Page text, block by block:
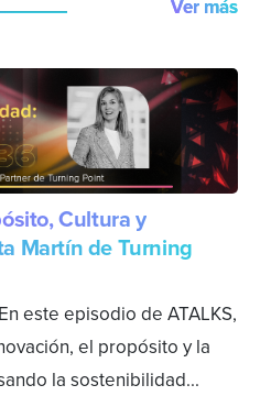
Ver más
Cultura y
Martín de Turning
este episodio de ATALKS,
el propósito y la
la sostenibilidad...